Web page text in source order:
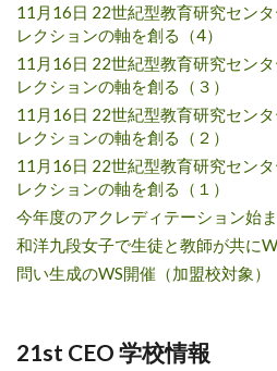
11月16日 22世紀型教育研究セン
レクションの軸を創る（4）
11月16日 22世紀型教育研究セン
レクションの軸を創る（３）
11月16日 22世紀型教育研究セン
レクションの軸を創る（２）
11月16日 22世紀型教育研究セン
レクションの軸を創る（１）
今年度のアクレディテーション始
和洋九段女子で生徒と教師が共に
問い生成のWS開催（加盟校対象）
21st CEO 学校情報